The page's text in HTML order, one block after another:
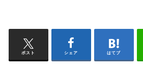
ポスト シェア はてブ